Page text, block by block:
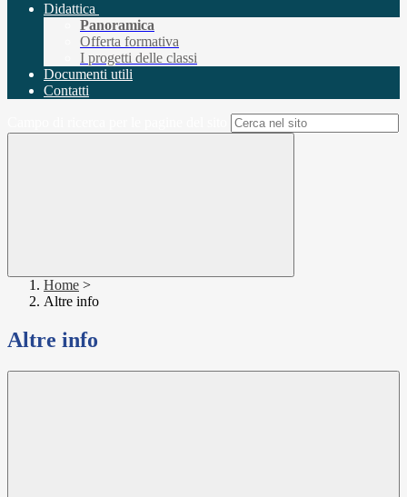
Didattica
Panoramica
Offerta formativa
I progetti delle classi
Documenti utili
Contatti
Home >
Altre info
Altre info